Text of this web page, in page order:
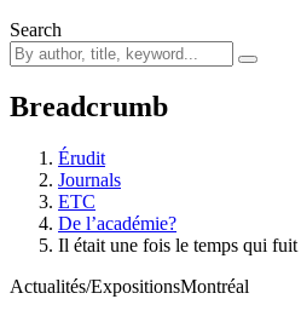
Search
Breadcrumb
Érudit
Journals
ETC
De l’académie?
Il était une fois le temps qui
Actualités/ExpositionsMontréal